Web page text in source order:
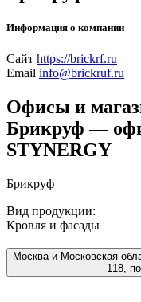
Информация о компании
Сайт https://brickrf.ru
Email info@brickruf.ru
Офисы и
Брикруф —
STYNERGY
Брикруф
Вид продукции:
Кровля и фасады
Москва и Московская область, г. Серпухов, д. Борисово,
118,